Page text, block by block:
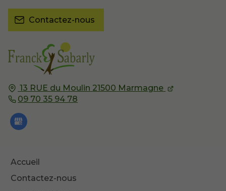
13 RUE du Moulin 21500 Marmagne
09 70 35 94 78
Accueil
Contactez-nous
Contactez-nous